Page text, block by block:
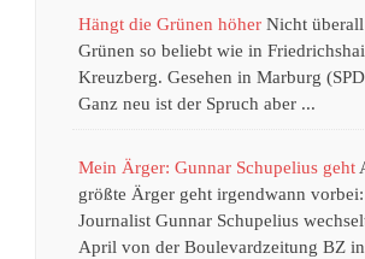
Hängt die Grünen höher Nicht
Grünen so beliebt wie in
Kreuzberg. Gesehen in Marburg
Ganz neu ist der Spruch aber ...
Mein Ärger: Gunnar Schupelius geht
größte Ärger geht irgendwann
Journalist Gunnar Schupelius
April von der Boulevardzeitung BZ